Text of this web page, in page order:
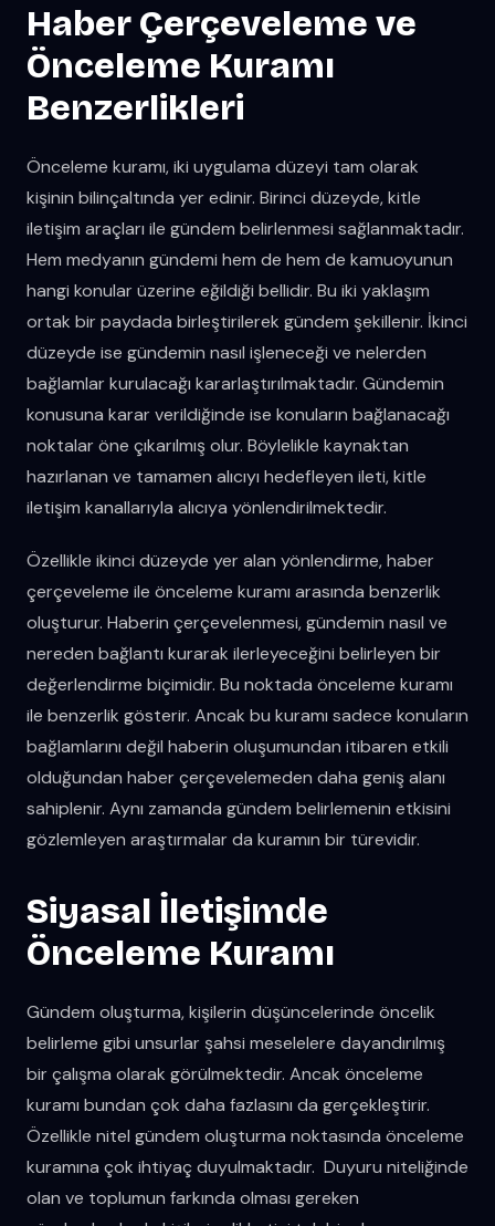
Haber Çerçeveleme ve
Önceleme Kuramı
Benzerlikleri
Önceleme kuramı, iki uygulama düzeyi tam olarak
kişinin bilinçaltında yer edinir. Birinci düzeyde, kitle
iletişim araçları ile gündem belirlenmesi sağlanmaktadır.
Hem medyanın gündemi hem de hem de kamuoyunun
hangi konular üzerine eğildiği bellidir. Bu iki yaklaşım
ortak bir paydada birleştirilerek gündem şekillenir. İkinci
düzeyde ise gündemin nasıl işleneceği ve nelerden
bağlamlar kurulacağı kararlaştırılmaktadır. Gündemin
konusuna karar verildiğinde ise konuların bağlanacağı
noktalar öne çıkarılmış olur. Böylelikle kaynaktan
hazırlanan ve tamamen alıcıyı hedefleyen ileti, kitle
iletişim kanallarıyla alıcıya yönlendirilmektedir.
Özellikle ikinci düzeyde yer alan yönlendirme, haber
çerçeveleme ile önceleme kuramı arasında benzerlik
oluşturur. Haberin çerçevelenmesi, gündemin nasıl ve
nereden bağlantı kurarak ilerleyeceğini belirleyen bir
değerlendirme biçimidir. Bu noktada önceleme kuramı
ile benzerlik gösterir. Ancak bu kuramı sadece konuların
bağlamlarını değil haberin oluşumundan itibaren etkili
olduğundan haber çerçevelemeden daha geniş alanı
sahiplenir. Aynı zamanda gündem belirlemenin etkisini
gözlemleyen araştırmalar da kuramın bir türevidir.
Siyasal İletişimde
Önceleme Kuramı
Gündem oluşturma, kişilerin düşüncelerinde öncelik
belirleme gibi unsurlar şahsi meselelere dayandırılmış
bir çalışma olarak görülmektedir. Ancak önceleme
kuramı bundan çok daha fazlasını da gerçekleştirir.
Özellikle nitel gündem oluşturma noktasında önceleme
kuramına çok ihtiyaç duyulmaktadır. Duyuru niteliğinde
olan ve toplumun farkında olması gereken